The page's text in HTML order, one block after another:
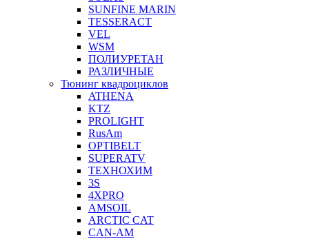
SUNFINE MARIN
TESSERACT
VEL
WSM
ПОЛИУРЕТАН
РАЗЛИЧНЫЕ
Тюнинг квадроциклов
ATHENA
KTZ
PROLIGHT
RusAm
OPTIBELT
SUPERATV
ТЕХНОХИМ
3S
4XPRO
AMSOIL
ARCTIC CAT
CAN-AM